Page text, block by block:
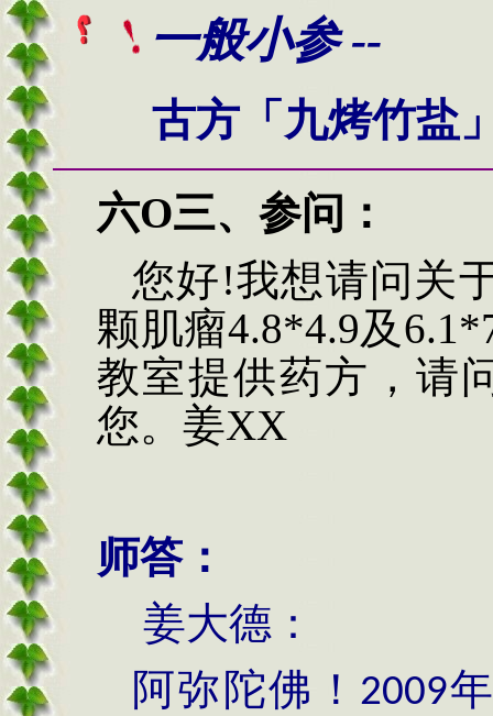
一般小参 --
古方「九烤竹盐
六O三、 参问 ：
您好!我想请问关
颗肌瘤4.8*4.9及
教室提供药方，请
您。姜XX
师答：
姜大德：
阿弥陀佛！ 2009